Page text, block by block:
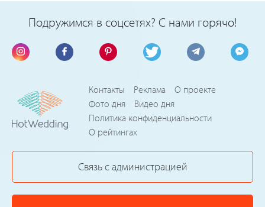
Подружимся в соцсетях? С нами горячо!
Контакты Реклама
О проекте
Фото дня
Видео дня
Политика конфиденциальности
О рейтингах
Связь с администрацией